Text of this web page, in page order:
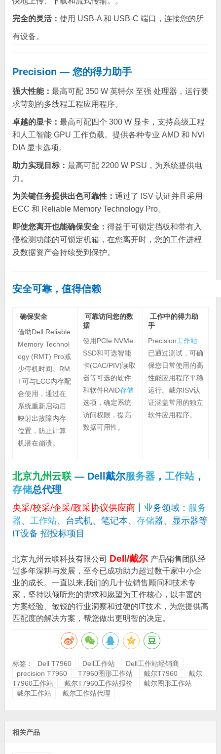
完全的灵活： 使用 USB-A 和 USB-C 端口，连接您的所
有设备。
Precision — 您的得力助手
强大性能： 最高可配 350 W 英特尔 至强 处理器，运行要
求苛刻的多线程工程应用程序。
卓越的显卡： 最高可配四个 300 W 显卡，支持高级工程
和人工智能 GPU 工作负载。提供各种专业 AMD 和 NVI
DIA 显卡选项。
助力实现目标： 最高可配 2200 W PSU，为系统提供电
力。
为关键任务提供出色可靠性： 通过了 ISV 认证并且采用
ECC 和 Reliable Memory Technology Pro。
即使您离开也能确保安全： 得益于可锁定挡板和带有入
侵检测功能的可锁定机箱，在您离开时，您的工作进程
及数据资产会持续受到保护。
安全可靠，值得信赖
确保安全
借助Dell Reliable
Memory Technol
ogy (RMT) Pro减
少停机时间。RM
T可与ECC内存配
合使用，通过在
系统重新启动后
映射出故障内存
位置，防止计算
机潜在崩溃。
可靠访问您的数
据
使用PCIe NVMe
SSD和可选智能
卡(CAC/PIV)读取
器等可选的硬件
和软件RAID存储
选项，确定系统
访问权限，提高
数据可用性。
工作中的得力助
手
Precision工作站
已通过测试，可确
保您日常使用的高
性能应用程序平稳
运行。戴尔ISV认
证涵盖常用的独立
软件应用程序。
北京九州云联 — Dell戴尔服务器， 工作站，
存储总代理
央采/校采/企采/政采协议供应商丨业务领域： 服务
器、 工作站、台式机、笔记本、 存储器、显示器等
IT设备 招投标项目
北京九州云联科技有限公司 Dell/戴尔 产品销售团队经
过多年深耕与发展，至今已成功助力超过数千家中小企
业的成长。一直以来,我们的几十位销售顾问和技术专
家，坚持以倾听您的需求和愿望为工作核心，以丰富的
方案经验、敏锐的行业洞察和过硬的IT技术，为您提供高
匹配度的解决方案，帮您做出更明智的决定。
标签： Dell T7960 Dell工作站
Dell工作站经销商
precision T7960
T7960图形工作站 戴尔T7960
戴尔
T7960工作站
戴尔T7960工作站报价
戴尔图形工作站
戴尔工作站
戴尔工作站代理
相关产品